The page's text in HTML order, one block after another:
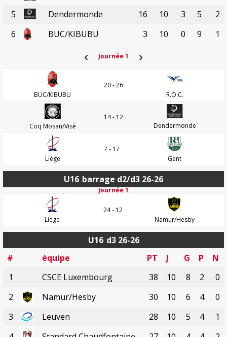
5
Dendermonde 16 10 3 5
2
6
BUC/KIBUBU 3 10 0 9 1
‹ Journée 1 ›
BUC/KIBUBU
20 - 26
R.O.C.
Coq Mosan/Visé
14 - 12
Dendermonde
Liège
7 - 17
Gent
U16 barrage d2/d3 26-26
Journée 1
Liège
24 - 12
Namur/Hesby
U16 d3 26-26
#
équipe PT J G P
N
1
CSCE Luxembourg 38 10 8 2
0
2
Namur/Hesby 30 10 6 4
0
3
Leuven 28 10 5 4
1